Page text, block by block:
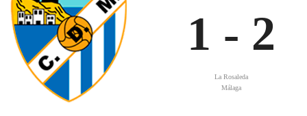
1 - 2
La Rosaleda
Málaga